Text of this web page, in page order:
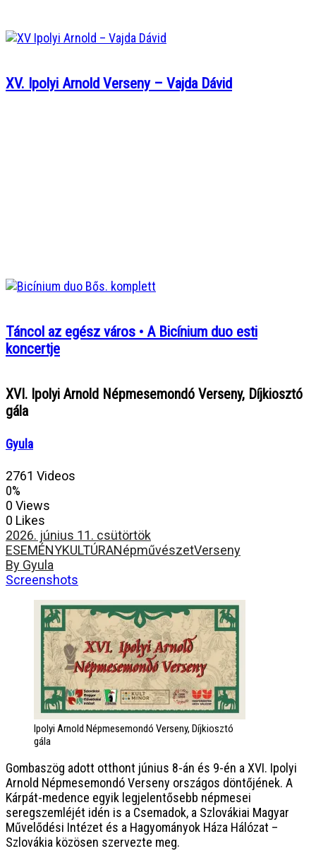
XV. Ipolyi Arnold Verseny – Vajda Dávid
Táncol az egész város • A Bicínium duo esti
koncertje
XVI. Ipolyi Arnold Népmesemondó Verseny, Díjkiosztó
gála
Gyula
2761 Videos
0%
0 Views
0 Likes
2026. június 11. csütörtök
ESEMÉNYKULTÚRANépművészetVerseny
By Gyula
Screenshots
Ipolyi Arnold Népmesemondó Verseny, Díjkiosztó
gála
Gombaszög adott otthont június 8-án és 9-én a XVI. Ipolyi
Arnold Népmesemondó Verseny országos döntőjének. A
Kárpát-medence egyik legjelentősebb népmesei
seregszemléjét idén is a Csemadok, a Szlovákiai Magyar
Művelődési Intézet és a Hagyományok Háza Hálózat –
Szlovákia közösen szervezte meg.